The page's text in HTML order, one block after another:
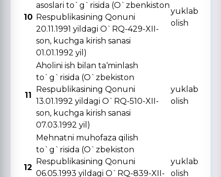
10
asoslari to`g`risida (O`zbenkiston
Respublikasining Qonuni
20.11.1991 yildagi O`RQ-429-XII-
son, kuchga kirish sanasi
01.01.1992 yil)
yuklab
olish
11
Aholini ish bilan ta‘minlash
to`g`risida (O`zbekiston
Respublikasining Qonuni
13.01.1992 yildagi O`RQ-510-XII-
son, kuchga kirish sanasi
07.03.1992 yil)
yuklab
olish
12
Mehnatni muhofaza qilish
to`g`risida (O`zbekiston
Respublikasining Qonuni
06.05.1993 yildagi O`RQ-839-XII-
yuklab
olish